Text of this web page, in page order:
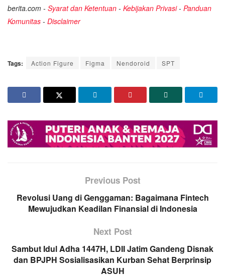
berita.com - Syarat dan Ketentuan - Kebijakan Privasi- Panduan
Komunitas - Disclaimer
Tags: Action Figure Figma Nendoroid SPT
Previous Post
Revolusi Uang di Genggaman: Bagaimana Fintech
Mewujudkan Keadilan Finansial di Indonesia
Next Post
Sambut Idul Adha 1447H, LDII Jatim Gandeng Disnak
dan BPJPH Sosialisasikan Kurban Sehat Berprinsip
ASUH